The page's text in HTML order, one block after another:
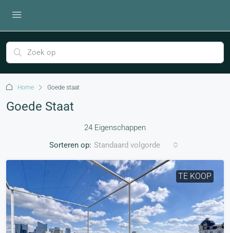
Home Goede staat
Goede Staat
24 Eigenschappen
Sorteren op: Standaard volgorde
TE KOOP